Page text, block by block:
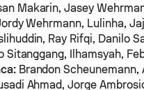
Makarin, Jasey
Wehrmann, Lulinha,
Ray Rifqi, Danilo
Sitanggang, Ilhamsyah,
Brandon Scheunemann,
Ahmad, Jorge